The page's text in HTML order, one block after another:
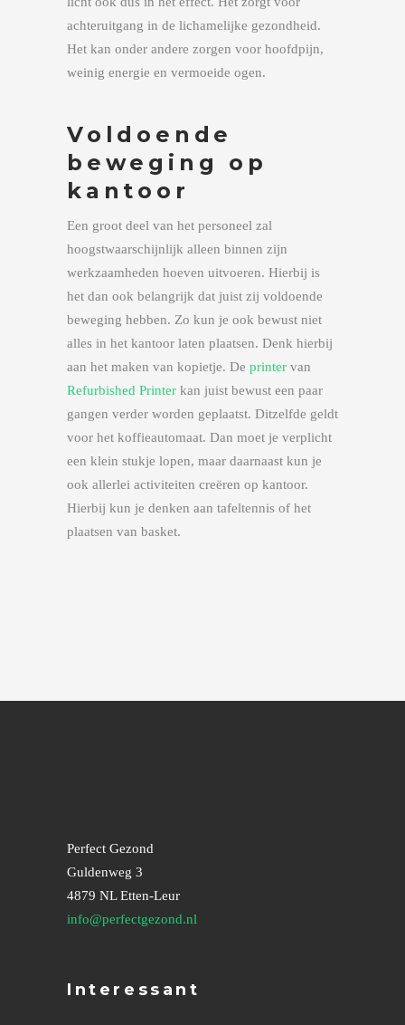
achteruitgang in de lichamelijke gezondheid.
Het kan onder andere zorgen voor hoofdpijn,
weinig energie en vermoeide ogen.
Voldoende
beweging op
kantoor
Een groot deel van het personeel zal
hoogstwaarschijnlijk alleen binnen zijn
werkzaamheden hoeven uitvoeren. Hierbij is
het dan ook belangrijk dat juist zij voldoende
beweging hebben. Zo kun je ook bewust niet
alles in het kantoor laten plaatsen. Denk hierbij
aan het maken van kopietje. De printer van
Refurbished Printer kan juist bewust een paar
gangen verder worden geplaatst. Ditzelfde geldt
voor het koffieautomaat. Dan moet je verplicht
een klein stukje lopen, maar daarnaast kun je
ook allerlei activiteiten creëren op kantoor.
Hierbij kun je denken aan tafeltennis of het
plaatsen van basket.
Perfect Gezond
Guldenweg 3
4879 NL Etten-Leur
info@perfectgezond.nl
Interessant